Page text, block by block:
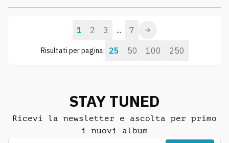
Risultati per pagina: 25 50 100 250
1 2 3 ... 7
STAY TUNED
Ricevi la newsletter e ascolta per primo
i nuovi album